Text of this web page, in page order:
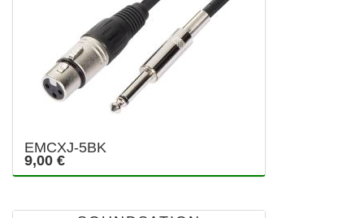
EMCXJ-5BK
9,00 €